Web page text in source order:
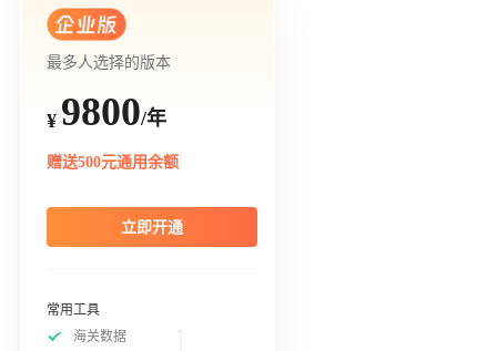
最多人选择的版本
¥ 9800/年
赠送500元通用余额
立即开通
常用工具
海关数据